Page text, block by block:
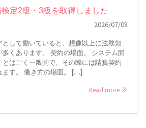
定2級・3級を取得しました
2026/07/08
として働いていると、想像以上に法務知
くあります。 契約の場面。 システム開
はごく一般的で、その際には請負契約
ます。 働き方の場面。 […]
Read more